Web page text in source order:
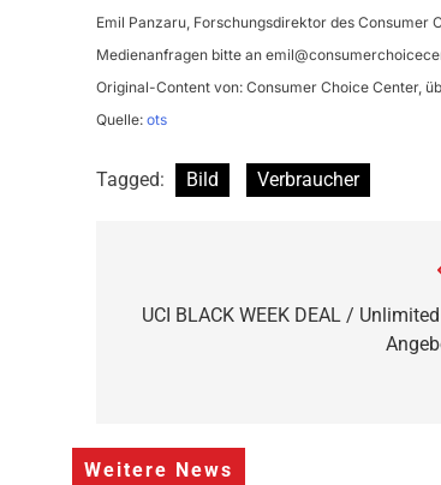
Emil Panzaru, Forschungsdirektor des Consumer
Medienanfragen bitte an
Original-Content von: Consumer Choice Center,
Quelle: ots
Tagged: Bild Verbraucher
UCI BLACK WEEK DEAL /
Weitere News